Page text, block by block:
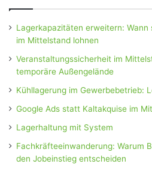
Lagerkapazitäten erweitern:
im Mittelstand lohnen
Veranstaltungssicherheit im
temporäre Außengelände
Kühllagerung im Gewerbebetrieb:
Google Ads statt Kaltakquise im
Lagerhaltung mit System
Fachkräfteeinwanderung: Warum
den Jobeinstieg entscheiden